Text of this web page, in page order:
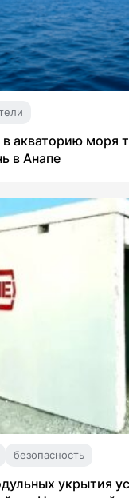
в акваторию моря
в Анапе
безопасность
укрытия